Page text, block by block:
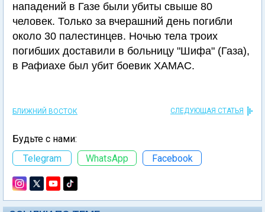
нападений в Газе были убиты свыше 80
человек. Только за вчерашний день погибли
около 30 палестинцев. Ночью тела троих
погибших доставили в больницу "Шифа" (Газа),
в Рафиахе был убит боевик ХАМАС.
БЛИЖНИЙ ВОСТОК СЛЕДУЮЩАЯ СТАТЬЯ
Будьте с нами:
Telegram
WhatsApp Facebook